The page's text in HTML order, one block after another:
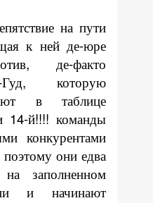
на пути
к ней де-юре
де-факто
Гуд, которую
в таблице
14-й!!!! команды
конкурентами
они едва
заполненном
и начинают